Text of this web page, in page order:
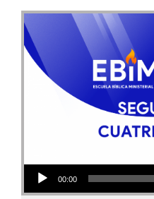
Audio Player
00:00